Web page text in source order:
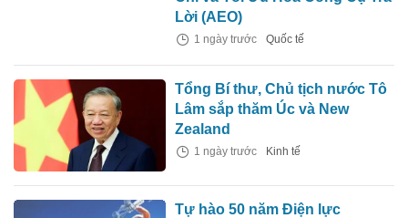
Lời (AEO)
1 ngày trước Quốc tế
Tổng Bí thư, Chủ tịch nước Tô
Lâm sắp thăm Úc và New
Zealand
1 ngày trước Kinh tế
Tự hào 50 năm Điện lực